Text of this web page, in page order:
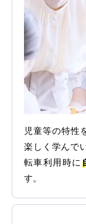
マイマイスクー
笹丘校ブログ
児童等の特性
楽しく学んで
転車利用時に
す。